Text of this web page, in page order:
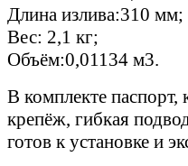
Длина излива:310 мм;
Вес: 2,1 кг;
Объём:0,01134 м3.
В комплекте паспорт,
крепёж, гибкая
готов к установке и